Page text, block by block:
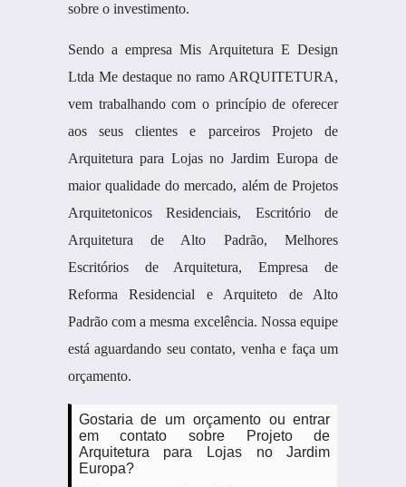
sobre o investimento.
Sendo a empresa Mis Arquitetura E Design
Ltda Me destaque no ramo ARQUITETURA,
vem trabalhando com o princípio de oferecer
aos seus clientes e parceiros Projeto de
Arquitetura para Lojas no Jardim Europa de
maior qualidade do mercado, além de Projetos
Arquitetonicos Residenciais, Escritório de
Arquitetura de Alto Padrão, Melhores
Escritórios de Arquitetura, Empresa de
Reforma Residencial e Arquiteto de Alto
Padrão com a mesma excelência. Nossa equipe
está aguardando seu contato, venha e faça um
orçamento.
Gostaria de um orçamento ou entrar
em contato sobre Projeto de
Arquitetura para Lojas no Jardim
Europa?